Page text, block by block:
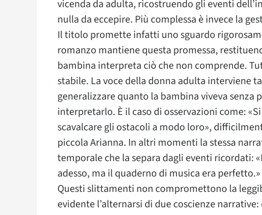
vicenda da adulta, ricostruendo gli eventi
nulla da eccepire. Più complessa è invece la
Il titolo promette infatti uno sguardo
romanzo mantiene questa promessa,
bambina interpreta ciò che non comprende.
stabile. La voce della donna adulta interviene
generalizzare quanto la bambina viveva senza
interpretarlo. È il caso di osservazioni come:
scavalcare gli ostacoli a modo loro»,
piccola Arianna. In altri momenti la stessa
temporale che la separa dagli eventi ricordati:
adesso, ma il quaderno di musica era perfetto.»
Questi slittamenti non compromettono la
evidente l’alternarsi di due coscienze